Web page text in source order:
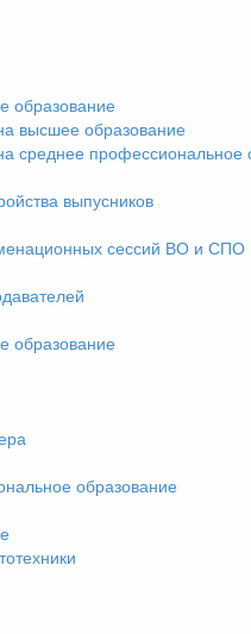
образование
высшее образование
среднее профессиональное
выпусников
сессий ВО и СПО
образование
образование